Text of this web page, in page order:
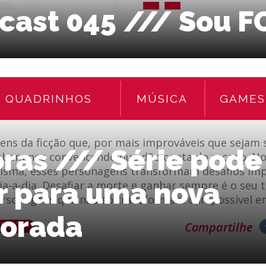
QUADRINHOS MÚSICA GAMES
045 /// Sou
Marton Santos ASSINE NOSSO
da ficção que, por mais improváveis que sejam
nos convencendo que dão conta do recado.
esses personagens transformam desafios
a-dia. Desafiar a morte e ganhar sempre é o seu
que não só transformam o impossível
Compartilhe
/// Série pode
para uma nova